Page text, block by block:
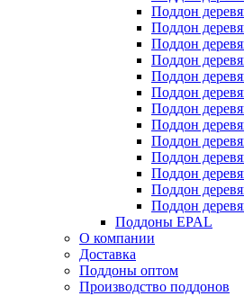
Поддон
Поддон
Поддон
Поддон
Поддон
Поддон
Поддон
Поддон
Поддон
Поддон
Поддон
Поддон
Поддон
Поддоны EPAL
О компании
Доставка
Поддоны оптом
Производство поддонов